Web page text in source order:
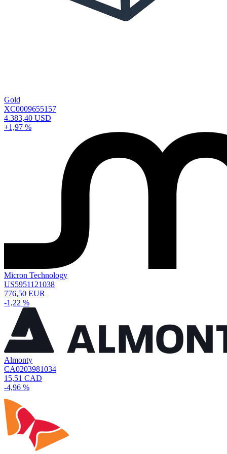
Gold
XC0009655157
4.383,40 USD
+1,97 %
Micron Technology
US5951121038
776,50 EUR
-1,22 %
Almonty
CA0203981034
15,51 CAD
-4,96 %